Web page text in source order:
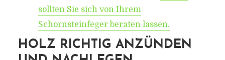
sollten Sie sich von Ihrem
Schornsteinfeger beraten lassen.
HOLZ RICHTIG ANZÜNDEN